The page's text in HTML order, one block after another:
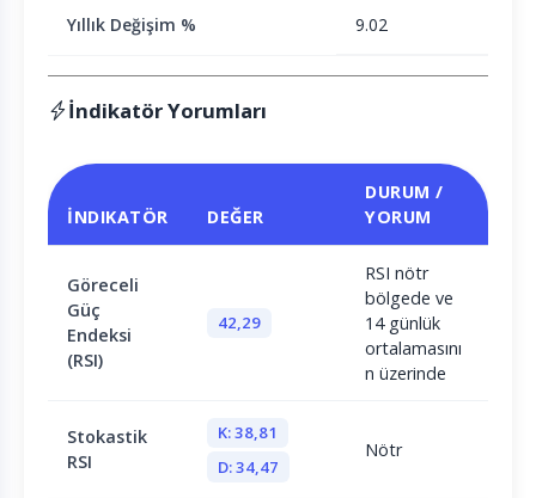
Yıllık Değişim % 9.02
İndikatör Yorumları
İNDIKATÖR DEĞER
DURUM /
YORUM
Göreceli
Güç
Endeksi
(RSI)
42,29
RSI nötr
bölgede ve
14 günlük
ortalamasını
n üzerinde
Stokastik
RSI
K: 38,81
D: 34,47
Nötr